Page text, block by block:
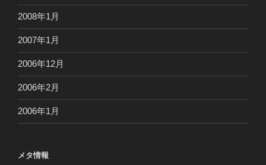
2008年1月
2007年1月
2006年12月
2006年2月
2006年1月
メタ情報